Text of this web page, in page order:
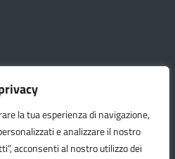
la tua esperienza di navigazione,
e analizzare il nostro
acconsenti al nostro utilizzo dei
Albo online
Obiettivi di accessibilità